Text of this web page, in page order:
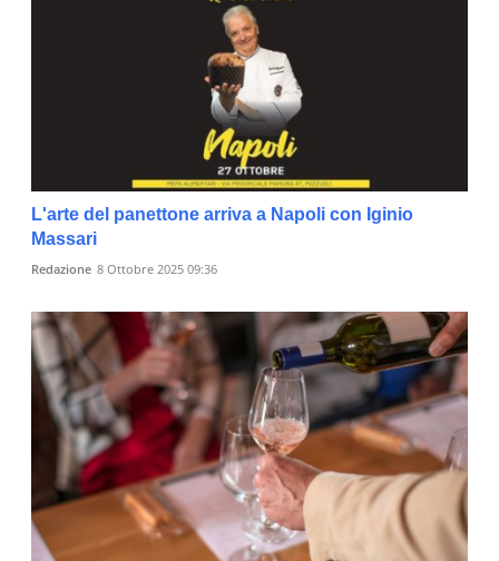
L'arte del panettone arriva a Napoli con Iginio
Massari
Redazione 8 Ottobre 2025 09:36